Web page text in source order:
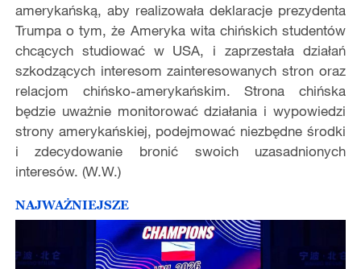
amerykańską, aby realizowała deklaracje prezydenta
Trumpa o tym, że Ameryka wita chińskich studentów
chcących studiować w USA, i zaprzestała działań
szkodzących interesom zainteresowanych stron oraz
relacjom chińsko-amerykańskim. Strona chińska
będzie uważnie monitorować działania i wypowiedzi
strony amerykańskiej, podejmować niezbędne środki
i zdecydowanie bronić swoich uzasadnionych
interesów. (W.W.)
NAJWAŻNIEJSZE